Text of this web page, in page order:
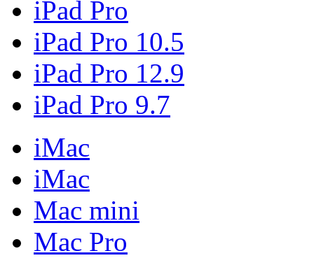
iPad Pro
iPad Pro 10.5
iPad Pro 12.9
iPad Pro 9.7
iMac
iMac
Mac mini
Mac Pro